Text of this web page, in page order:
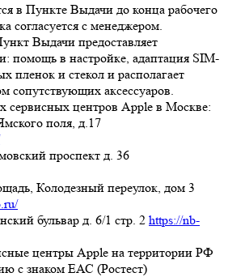
в Пункте Выдачи до конца рабочего
согласуется с менеджером.
Выдачи предоставляет
помощь в настройке, адаптация SIM-
пленок и стекол и располагает
сопутствующих аксессуаров.
сервисных центров Apple в Москве:
поля, д.17
проспект д. 36
Колодезный переулок, дом 3
бульвар д. 6/1 стр. 2 https://nb-
центры Apple на территории РФ
с знаком ЕАС (Ростест)